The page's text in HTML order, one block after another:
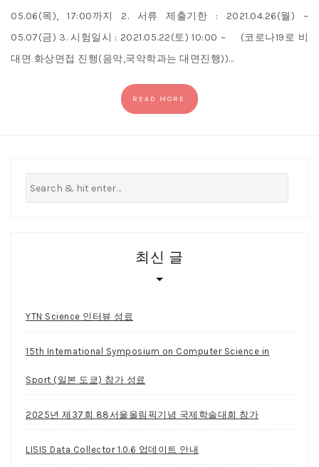
05.06(목), 17:00까지 2. 서류 제출기한 : 2021.04.26(월) ~
05.07(금) 3. 시험일시 : 2021.05.22(토) 10:00 ~ (코로나19로 비
대면 화상면접 진행(음악,국악학과는 대면진행))…
READ MORE
최신 글
YTN Science 인터뷰 성료
15th International Symposium on Computer Science in
Sport (일본 도쿄) 참가 성료
2025년 제37회 88서울올림픽기념 국제학술대회 참가
LISIS Data Collector 1.0.6 업데이트 안내